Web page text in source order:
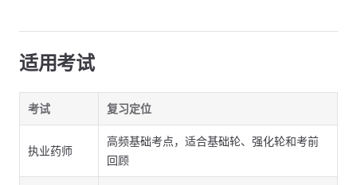
适用考试
考试 复习定位
执业药师
高频基础考点，适合基础轮、强化轮和考前
回顾